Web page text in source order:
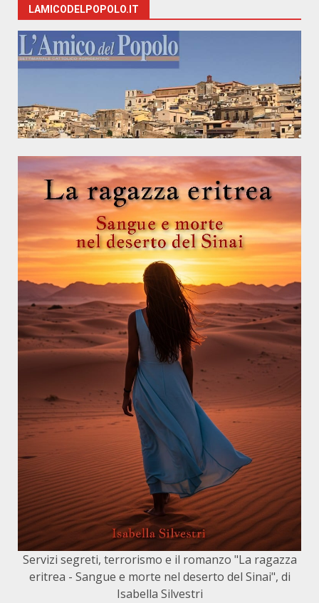
LAMICODELPOPOLO.IT
Servizi segreti, terrorismo e il romanzo "La ragazza
eritrea - Sangue e morte nel deserto del Sinai", di
Isabella Silvestri